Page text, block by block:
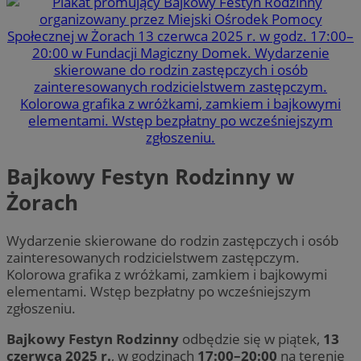
Bajkowy Festyn Rodzinny w
Żorach
Wydarzenie skierowane do rodzin zastępczych i osób
zainteresowanych rodzicielstwem zastępczym.
Kolorowa grafika z wróżkami, zamkiem i bajkowymi
elementami. Wstęp bezpłatny po wcześniejszym
zgłoszeniu.
Bajkowy Festyn Rodzinny odbędzie się w piątek, 13
czerwca 2025 r., w godzinach 17:00–20:00 na terenie